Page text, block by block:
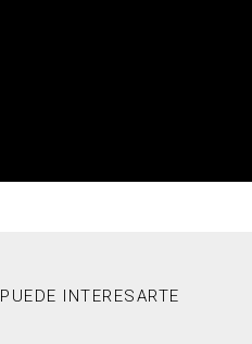
PUEDE INTERESARTE